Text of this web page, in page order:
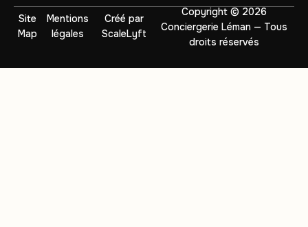
Copyright © 2026
Conciergerie Léman — Tous
droits réservés
Site
Map
Mentions
légales
Créé par
ScaleLyft